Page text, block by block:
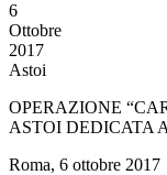
6
Ottobre
2017
Astoi
OPERAZIONE
ASTOI DEDICATA
Roma, 6 ottobre 2017